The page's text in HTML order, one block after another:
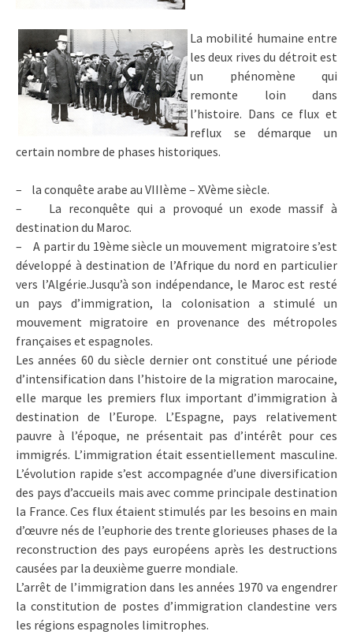
La mobilité humaine entre
les deux rives du détroit est
un phénomène qui
remonte loin dans
l’histoire. Dans ce flux et
reflux se démarque un
certain nombre de phases historiques.
– la conquête arabe au VIIIème – XVème siècle.
– La reconquête qui a provoqué un exode massif à
destination du Maroc.
– A partir du 19ème siècle un mouvement migratoire s’est
développé à destination de l’Afrique du nord en particulier
vers l’Algérie.Jusqu’à son indépendance, le Maroc est resté
un pays d’immigration, la colonisation a stimulé un
mouvement migratoire en provenance des métropoles
françaises et espagnoles.
Les années 60 du siècle dernier ont constitué une période
d’intensification dans l’histoire de la migration marocaine,
elle marque les premiers flux important d’immigration à
destination de l’Europe. L’Espagne, pays relativement
pauvre à l’époque, ne présentait pas d’intérêt pour ces
immigrés. L’immigration était essentiellement masculine.
L’évolution rapide s’est accompagnée d’une diversification
des pays d’accueils mais avec comme principale destination
la France. Ces flux étaient stimulés par les besoins en main
d’œuvre nés de l’euphorie des trente glorieuses phases de la
reconstruction des pays européens après les destructions
causées par la deuxième guerre mondiale.
L’arrêt de l’immigration dans les années 1970 va engendrer
la constitution de postes d’immigration clandestine vers
les régions espagnoles limitrophes.